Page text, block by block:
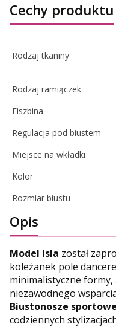
Cechy produktu
Rodzaj tkaniny
Rodzaj ramiączek
Fiszbina
Regulacja pod biustem
Miejsce na wkładki
Kolor
Rozmiar biustu
Opis
Model Isla został
koleżanek pole
minimalistyczne formy,
niezawodnego
Biustonosze sportowe
codziennych